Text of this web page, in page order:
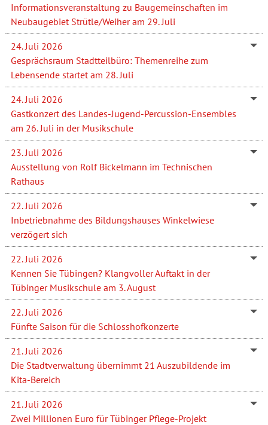
Informationsveranstaltung zu Baugemeinschaften im
Neubaugebiet Strütle/Weiher am 29. Juli
24. Juli 2026
Gesprächsraum Stadtteilbüro: Themenreihe zum
Lebensende startet am 28. Juli
24. Juli 2026
Gastkonzert des Landes-Jugend-Percussion-Ensembles
am 26. Juli in der Musikschule
23. Juli 2026
Ausstellung von Rolf Bickelmann im Technischen
Rathaus
22. Juli 2026
Inbetriebnahme des Bildungshauses Winkelwiese
verzögert sich
22. Juli 2026
Kennen Sie Tübingen? Klangvoller Auftakt in der
Tübinger Musikschule am 3. August
22. Juli 2026
Fünfte Saison für die Schlosshofkonzerte
21. Juli 2026
Die Stadtverwaltung übernimmt 21 Auszubildende im
Kita-Bereich
21. Juli 2026
Zwei Millionen Euro für Tübinger Pflege-Projekt